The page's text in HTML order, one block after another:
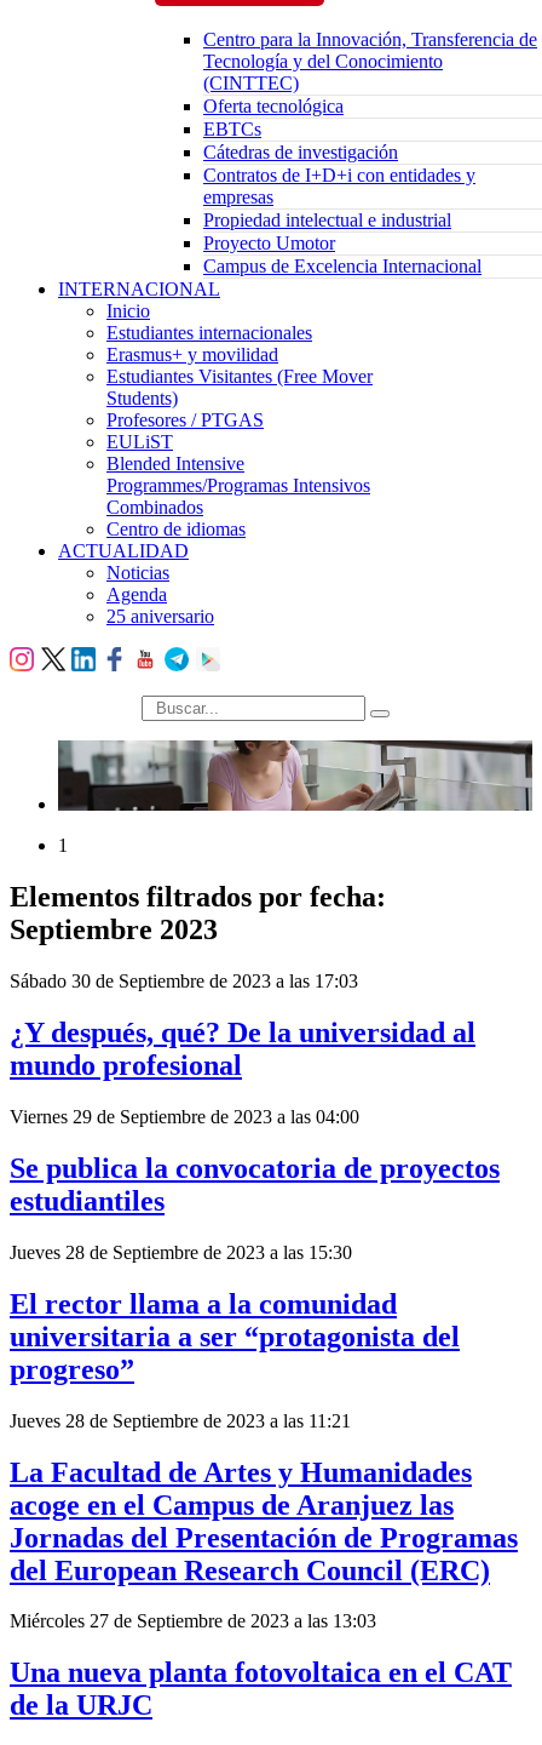
Centro para la Innovación, Transferencia de
Tecnología y del Conocimiento
(CINTTEC)
Oferta tecnológica
EBTCs
Cátedras de investigación
Contratos de I+D+i con entidades y
empresas
Propiedad intelectual e industrial
Proyecto Umotor
Campus de Excelencia Internacional
INTERNACIONAL
Inicio
Estudiantes internacionales
Erasmus+ y movilidad
Estudiantes Visitantes (Free Mover
Students)
Profesores / PTGAS
EULiST
Blended Intensive
Programmes/Programas Intensivos
Combinados
Centro de idiomas
ACTUALIDAD
Noticias
Agenda
25 aniversario
búsqueda
1
Elementos filtrados por fecha:
Septiembre 2023
Sábado 30 de Septiembre de 2023 a las 17:03
¿Y después, qué? De la universidad al
mundo profesional
Viernes 29 de Septiembre de 2023 a las 04:00
Se publica la convocatoria de proyectos
estudiantiles
Jueves 28 de Septiembre de 2023 a las 15:30
El rector llama a la comunidad
universitaria a ser “protagonista del
progreso”
Jueves 28 de Septiembre de 2023 a las 11:21
La Facultad de Artes y Humanidades
acoge en el Campus de Aranjuez las
Jornadas del Presentación de Programas
del European Research Council (ERC)
Miércoles 27 de Septiembre de 2023 a las 13:03
Una nueva planta fotovoltaica en el CAT
de la URJC